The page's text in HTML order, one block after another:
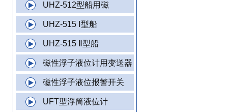
UHZ-512型船用磁
UHZ-515 Ⅰ型船
UHZ-515 Ⅱ型船
磁性浮子液位计用变送器
磁性浮子液位报警开关
UFT型浮筒液位计